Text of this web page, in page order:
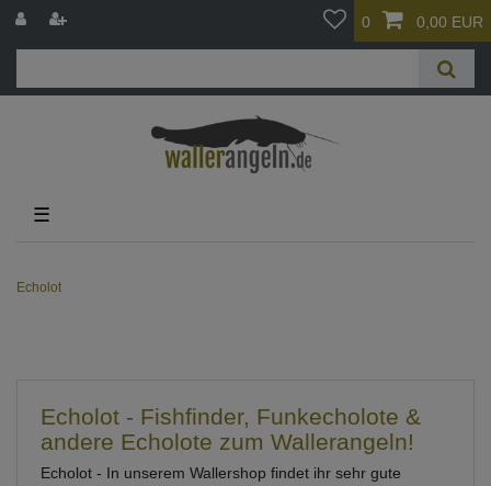
0 0,00 EUR
☰
Echolot
Echolot - Fishfinder, Funkecholote &
andere Echolote zum Wallerangeln!
Echolot - In unserem Wallershop findet ihr sehr gute